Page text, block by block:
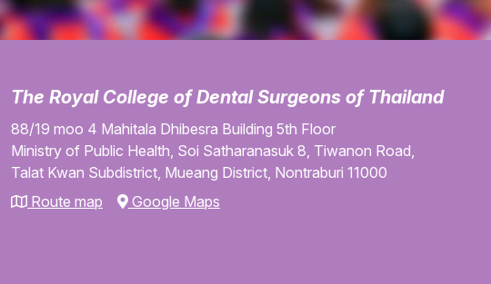
The Royal College of Dental Surgeons of Thailand
88/19 moo 4 Mahitala Dhibesra Building 5th Floor
Ministry of Public Health, Soi Satharanasuk 8, Tiwanon Road,
Talat Kwan Subdistrict, Mueang District, Nontraburi 11000
Route map
Google Maps